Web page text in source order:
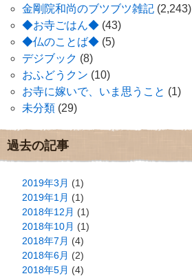
金剛院和尚のブツブツ雑記 (2,243)
◆お寺ごはん◆ (43)
◆仏のことば◆ (5)
デジブック (8)
おふどうクン (10)
お寺に嫁いで、いま思うこと (1)
未分類 (29)
過去の記事
2019年3月 (1)
2019年1月 (1)
2018年12月 (1)
2018年10月 (1)
2018年7月 (4)
2018年6月 (2)
2018年5月 (4)